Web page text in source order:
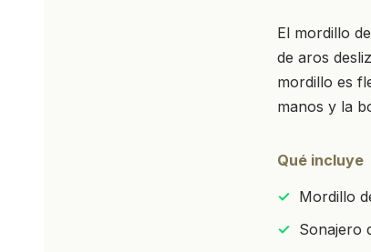
El mordillo
de aros
mordillo es
manos y la
Qué incluye
✓ Mordillo
✓ Sonajero